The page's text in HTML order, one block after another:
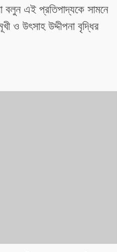
বলুন এই প্রতিপাদ্যকে সামনে
ও উৎসাহ উদ্দীপনা বৃদ্ধির